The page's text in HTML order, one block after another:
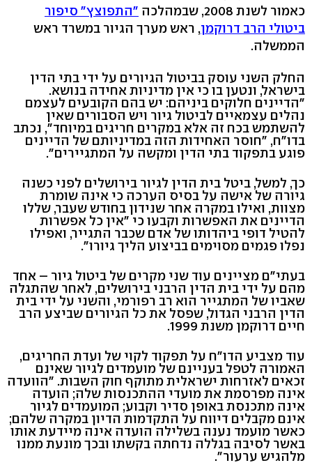
כאמור לשנת 2008, שבמהלכה
"התפוצץ" סיפור
ביטולי הרב דרוקמן, ראש מערך הגיור במשרד ראש
הממשלה.
החלק השני עוסק בביטול הגיורים על ידי בתי הדין
בישראל, ונטען בו כי אין מדיניות אחידה בנושא.
"הדיינים חלוקים ביניהם: יש בהם הקובעים לעצמם
נהלים עצמאיים לביטול גיור ויש הסבורים שאין
להשתמש בכח זה אלא במקרים חריגים במיוחד", נכתב
בדו"ח, "חוסר האחידות הזה במדיניותם של הדיינים
פוגע בתפקוד בתי הדין ומקשה על המתגיירים".
כך, למשל, ביטל בית הדין לגיור בירושלים לפני כשנה
גיורה של אישה על בסיס הערכה כי אינה שומרת
מצוות, ואילו במקרה אחר שנידון בחודש שעבר, שללו
הדיינים את האפשרות וקבעו כי "אין כל אפשרות
להטיל דופי ביהדותו של אדם שכבר התגייר, ואפילו
נפלו פגמים מסוימים בביצוע הליך גיורו".
בעתי"ם מציינים עוד שני מקרים של ביטול גיור – אחד
מהם על ידי בית הדין הרבני בירושלים, לאחר שהתגלה
שאביו של המתגייר הוא רב רפורמי, והשני על ידי בית
הדין הרבני הגדול, שפסל את כל הגיורים שביצע הרב
חיים דרוקמן משנת 1999.
עוד מצביע הדו"ח על תפקוד לקוי של ועדת החריגים,
האמורה לטפל בעניינם של מועמדים לגיור שאינם
זכאים לאזרחות ישראלית מתוקף חוק השבות. "הוועדה
אינה מפרסמת את מועדי ההתכנסות שלה; הועדה
אינה מתכנסת באופן סדיר וקבוע; המועמדים לגיור
אינם מקבלים דיווח על התקדמות הדיון במקרה שלהם;
כאשר מועמד נענה בשלילה הועדה אינה מיידעת אותו
באשר לסיבה בגללה נדחתה בקשתו ובכך מונעת ממנו
מלהגיש ערעור".